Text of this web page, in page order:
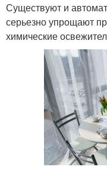
Существуют и
серьезно упрощают
химические